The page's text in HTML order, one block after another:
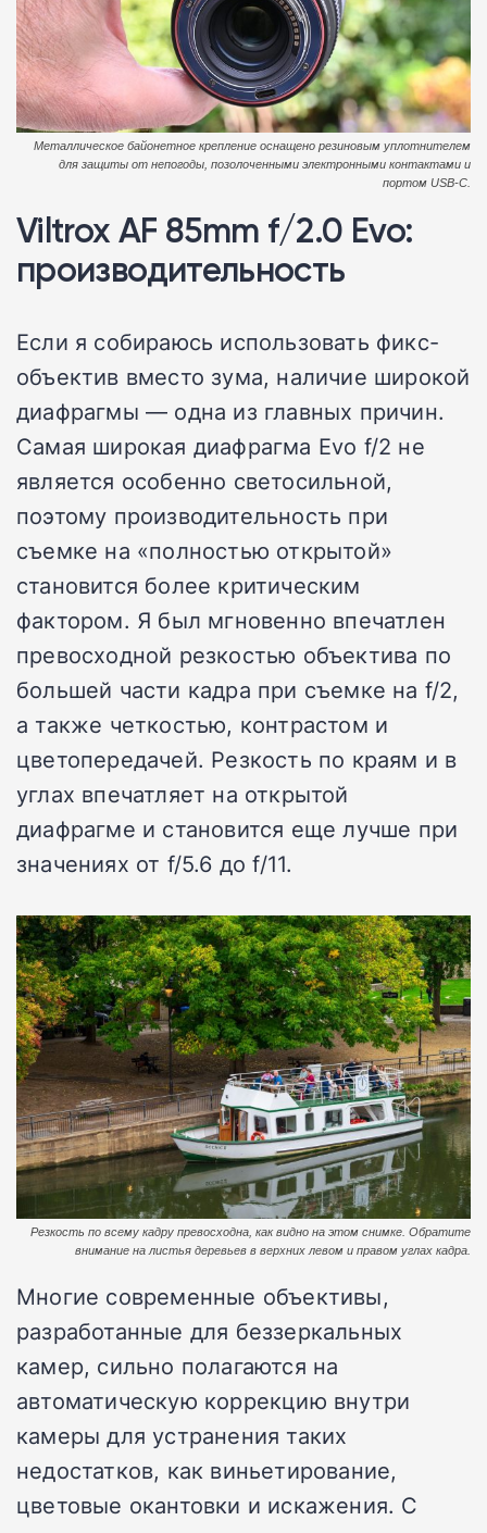
Металлическое байонетное крепление оснащено резиновым уплотнителем
для защиты от непогоды, позолоченными электронными контактами и
портом USB-C.
Viltrox AF 85mm f/2.0 Evo:
производительность
Если я собираюсь использовать фикс-
объектив вместо зума, наличие широкой
диафрагмы — одна из главных причин.
Самая широкая диафрагма Evo f/2 не
является особенно светосильной,
поэтому производительность при
съемке на «полностью открытой»
становится более критическим
фактором. Я был мгновенно впечатлен
превосходной резкостью объектива по
большей части кадра при съемке на f/2,
а также четкостью, контрастом и
цветопередачей. Резкость по краям и в
углах впечатляет на открытой
диафрагме и становится еще лучше при
значениях от f/5.6 до f/11.
Резкость по всему кадру превосходна, как видно на этом снимке. Обратите
внимание на листья деревьев в верхних левом и правом углах кадра.
Многие современные объективы,
разработанные для беззеркальных
камер, сильно полагаются на
автоматическую коррекцию внутри
камеры для устранения таких
недостатков, как виньетирование,
цветовые окантовки и искажения. С